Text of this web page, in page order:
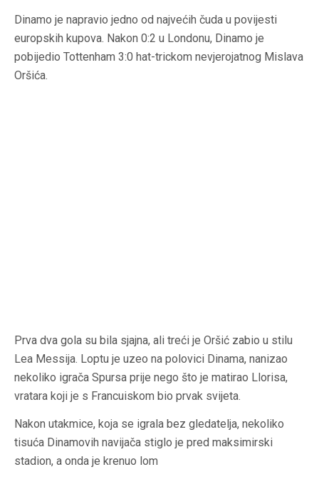
Dinamo je napravio jedno od najvećih čuda u povijesti
europskih kupova. Nakon 0:2 u Londonu, Dinamo je
pobijedio Tottenham 3:0 hat-trickom nevjerojatnog Mislava
Oršića.
Prva dva gola su bila sjajna, ali treći je Oršić zabio u stilu
Lea Messija. Loptu je uzeo na polovici Dinama, nanizao
nekoliko igrača Spursa prije nego što je matirao Llorisa,
vratara koji je s Francuiskom bio prvak svijeta.
Nakon utakmice, koja se igrala bez gledatelja, nekoliko
tisuća Dinamovih navijača stiglo je pred maksimirski
stadion, a onda je krenuo lom